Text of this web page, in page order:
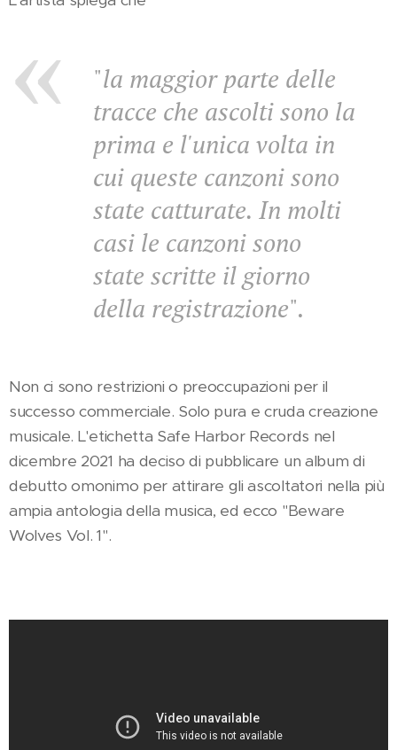
"la maggior parte delle
tracce che ascolti sono la
prima e l'unica volta in
cui queste canzoni sono
state catturate. In molti
casi le canzoni sono
state scritte il giorno
della registrazione".
Non ci sono restrizioni o preoccupazioni per il
successo commerciale. Solo pura e cruda creazione
musicale. L'etichetta Safe Harbor Records nel
dicembre 2021 ha deciso di pubblicare un album di
debutto omonimo per attirare gli ascoltatori nella più
ampia antologia della musica, ed ecco "Beware
Wolves Vol. 1".